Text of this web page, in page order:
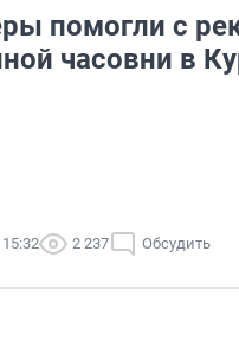
помогли с
часовни в
15:32 2 237 Обсудить